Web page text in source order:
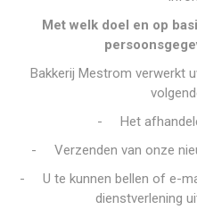
Met welk doel en op
Bakkerij Mestrom verwerkt
-
Het
-
Verzenden van onze
-
U te kunnen bellen of e-
dienstverlening